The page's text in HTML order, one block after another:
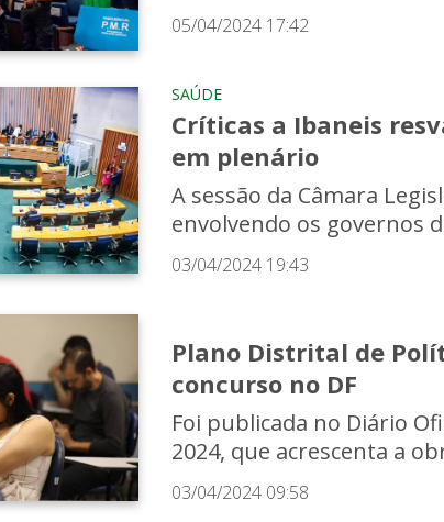
05/04/2024 17:42
SAÚDE
Críticas a Ibaneis
em plenário
A sessão da Câmara
envolvendo os governos
03/04/2024 19:43
Plano Distrital de
concurso no DF
Foi publicada no Diário
2024, que acrescenta a
03/04/2024 09:58